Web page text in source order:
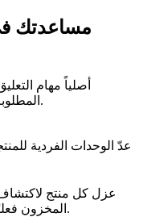
المطلوبة لبناء ذكاء اصطناعي للرؤية جاهز للإنتاج.
عدّ الوحدات الفردية
عزل كل منتج لاكتشاف
المخزون فعليًا أم أن المنتج قد دُفع ببساطة إلى الخلف.